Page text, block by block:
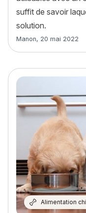
suffit de savoir
solution.
Article rédigé par
Manon, 20 mai 2022
Alimentation